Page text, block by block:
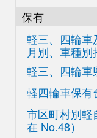
保有
軽三、四輪車
月別、車種別
軽三、四輪車
軽四輪車保有
市区町村別軽
在 No.48）